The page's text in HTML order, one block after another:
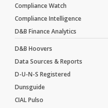
Compliance Watch
Compliance Intelligence
D&B Finance Analytics
D&B Hoovers
Data Sources & Reports
D-U-N-S Registered
Dunsguide
CIAL Pulso